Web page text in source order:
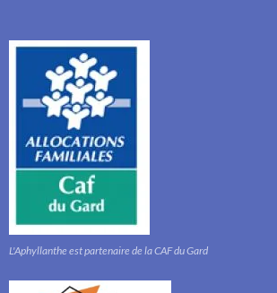
L'Aphyllanthe est partenaire de la CAF du Gard